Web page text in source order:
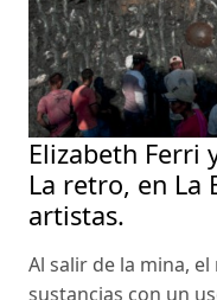
Elizabeth Ferri
La retro, en La
artistas.
Al salir de la mina,
sustancias con un